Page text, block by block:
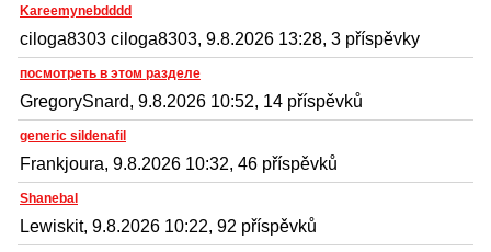
Kareemynebdddd
ciloga8303 ciloga8303, 9.8.2026 13:28, 3 příspěvky
посмотреть в этом разделе
GregorySnard, 9.8.2026 10:52, 14 příspěvků
generic sildenafil
Frankjoura, 9.8.2026 10:32, 46 příspěvků
Shanebal
Lewiskit, 9.8.2026 10:22, 92 příspěvků